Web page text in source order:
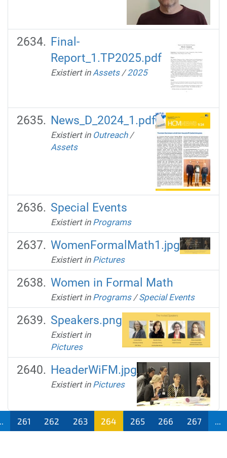
Final-
Report_1.TP2025.pdf
Existiert in Assets /2025
News_D_2024_1.pdf
Existiert in Outreach /
Assets
Special Events
Existiert in Programs
WomenFormalMath1.jpg
Existiert in Pictures
Women in Formal Math
Existiert in Programs /Special Events
Speakers.png
Existiert in
Pictures
HeaderWiFM.jpg
Existiert in Pictures
261 262 263
264
265 266 267